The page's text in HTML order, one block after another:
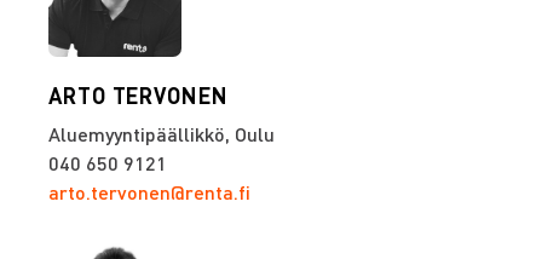
ARTO TERVONEN
Aluemyyntipäällikkö, Oulu
040 650 9121
arto.tervonen@renta.fi